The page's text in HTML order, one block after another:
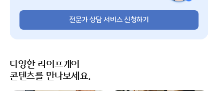
전문가 상담 서비스 신청하기
다양한 라이프케어
콘텐츠를 만나보세요.